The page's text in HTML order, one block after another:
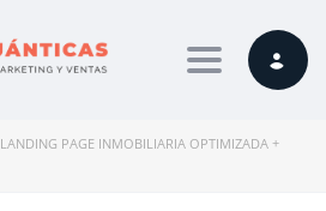
Toggle
LANDING PAGE INMOBILIARIA OPTIMIZADA +